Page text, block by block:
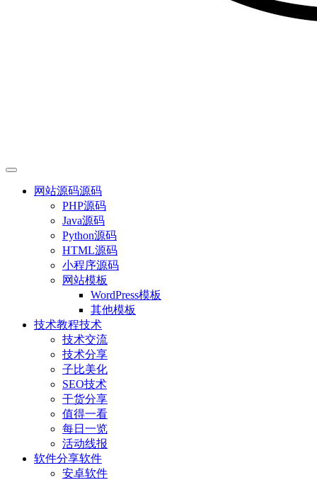
网站源码源码
PHP源码
Java源码
Python源码
HTML源码
小程序源码
网站模板
WordPress模板
其他模板
技术教程技术
技术交流
技术分享
子比美化
SEO技术
干货分享
值得一看
每日一览
活动线报
软件分享软件
安卓软件